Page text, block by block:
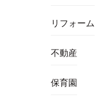
リフォーム
不動産
保育園